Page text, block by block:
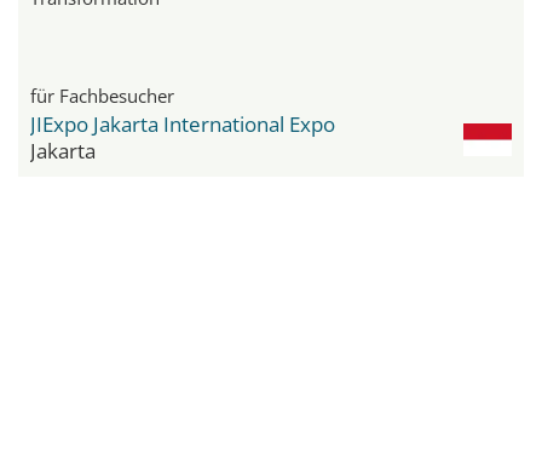
für Fachbesucher
JIExpo Jakarta International Expo
Jakarta